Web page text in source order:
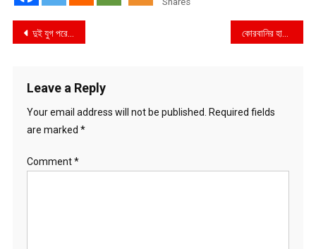
Post
দুই যুগ পরে জোয়ার ভাটা ফিরেছে পূর্ব সুন্দরবনের আড়ুয়ারবেড় ও খড়মা খালে
Leave a Reply
Your email address will not be published.
Required fields
are marked *
Comment*